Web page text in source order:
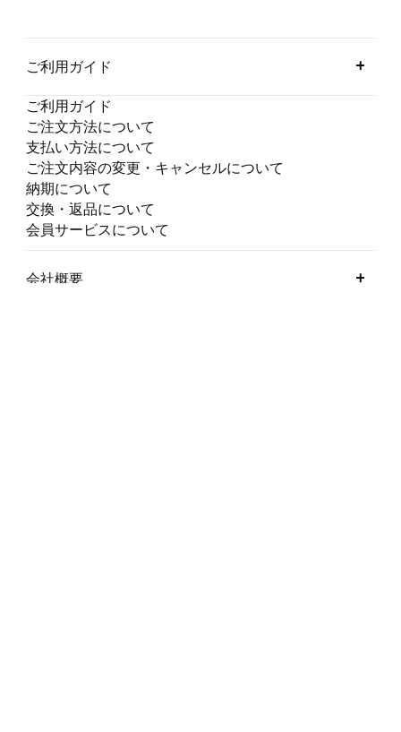
ご利用ガイド
ご利用ガイド
ご注文方法について
支払い方法について
ご注文内容の変更・キャンセルについて
納期について
交換・返品について
会員サービスについて
会社概要